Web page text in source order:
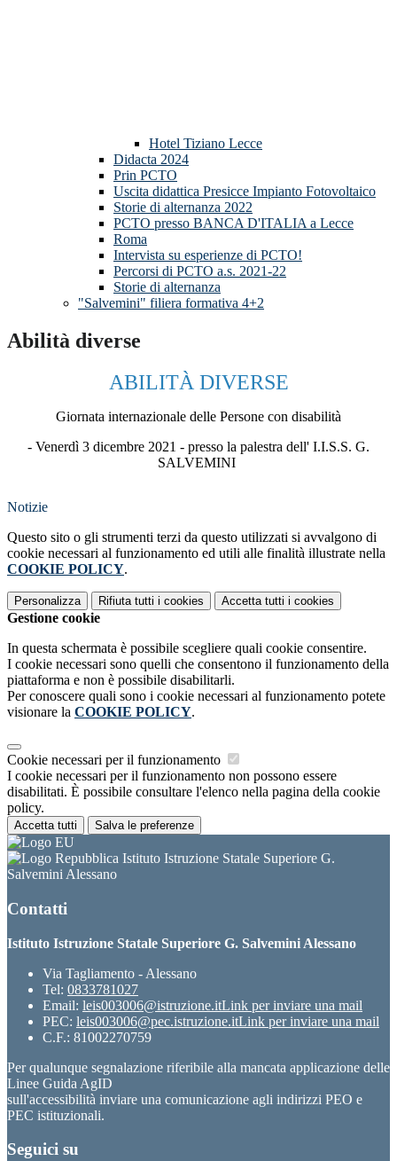
Hotel Tiziano Lecce
Didacta 2024
Prin PCTO
Uscita didattica Presicce Impianto Fotovoltaico
Storie di alternanza 2022
PCTO presso BANCA D'ITALIA a Lecce
Roma
Intervista su esperienze di PCTO!
Percorsi di PCTO a.s. 2021-22
Storie di alternanza
"Salvemini" filiera formativa 4+2
Abilità diverse
ABILITÀ DIVERSE
Giornata internazionale delle Persone con disabilità
- Venerdì 3 dicembre 2021 - presso la palestra dell' I.I.S.S. G.
SALVEMINI
Notizie
Questo sito o gli strumenti terzi da questo utilizzati si avvalgono di
cookie necessari al funzionamento ed utili alle finalità illustrate nella
COOKIE POLICY.
Personalizza Rifiuta tutti i cookies Accetta tutti i cookies
Gestione cookie
In questa schermata è possibile scegliere quali cookie consentire.
I cookie necessari sono quelli che consentono il funzionamento della
piattaforma e non è possibile disabilitarli.
Per conoscere quali sono i cookie necessari al funzionamento potete
visionare la COOKIE POLICY.
Cookie necessari per il funzionamento
I cookie necessari per il funzionamento non possono essere
disabilitati. È possibile consultare l'elenco nella pagina della cookie
policy.
Accetta tutti Salva le preferenze
Istituto Istruzione Statale Superiore G.
Salvemini Alessano
Contatti
Istituto Istruzione Statale Superiore G. Salvemini Alessano
Via Tagliamento - Alessano
Tel: 0833781027
Email: leis003006@istruzione.itLink per inviare una mail
PEC: leis003006@pec.istruzione.itLink per inviare una mail
C.F.: 81002270759
Per qualunque segnalazione riferibile alla mancata applicazione delle
Linee Guida AgID
sull'accessibilità inviare una comunicazione agli indirizzi PEO e
PEC istituzionali.
Seguici su